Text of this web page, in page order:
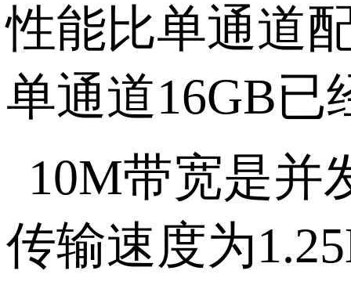
性能比单通道
单通道16GB已
10M带宽是并
传输速度为